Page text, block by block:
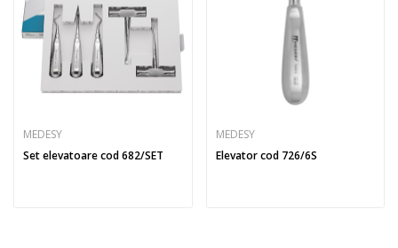
MEDESY
Set elevatoare cod 682/SET
MEDESY
Elevator cod 726/6S